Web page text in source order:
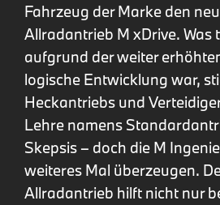
Fahrzeug der Marke den
Allradantrieb M xDrive. Was
aufgrund der weiter
logische Entwicklung war,
Heckantriebs und
Lehre namens
Skepsis – doch die M
weiteres Mal überzeugen.
Allradantrieb hilft nicht nur